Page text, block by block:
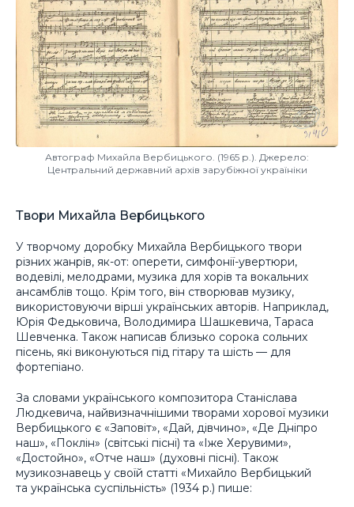
Автограф Михайла Вербицького. (1965 р.). Джерело:
Центральний державний архів зарубіжної україніки
Твори Михайла Вербицького
У творчому доробку Михайла Вербицького твори
різних жанрів, як-от: оперети, симфонії-увертюри,
водевілі, мелодрами, музика для хорів та вокальних
ансамблів тощо. Крім того, він створював музику,
використовуючи вірші українських авторів. Наприклад,
Юрія Федьковича, Володимира Шашкевича, Тараса
Шевченка. Також написав близько сорока сольних
пісень, які виконуються під гітару та шість — для
фортепіано.
За словами українського композитора Станіслава
Людкевича, найвизначнішими творами хорової музики
Вербицького є «Заповіт», «Дай, дівчино», «Де Дніпро
наш», «Поклін» (світські пісні) та «Іже Херувими»,
«Достойно», «Отче наш» (духовні пісні). Також
музикознавець у своїй статті «Михайло Вербицький
та українська суспільність» (1934 р.) пише: